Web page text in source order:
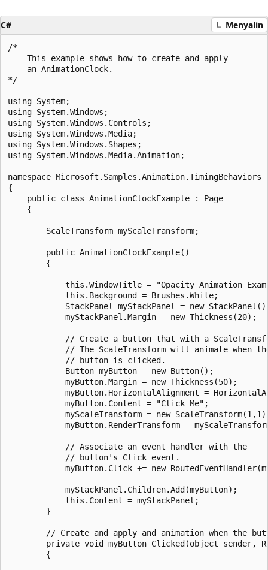
C# Menyalin
/*
    This example shows how to create and apply
    an AnimationClock.
*/
using System;
using System.Windows;
using System.Windows.Controls;
using System.Windows.Media;
using System.Windows.Shapes;
using System.Windows.Media.Animation;
namespace Microsoft.Samples.Animation.TimingBehaviors
{
    public class AnimationClockExample : Page
    {
        ScaleTransform myScaleTransform;
        public AnimationClockExample()
        {
this.WindowTitle = "Opacity Animation
            this.Background = Brushes.White;
StackPanel myStackPanel = new
            myStackPanel.Margin = new Thickness(20);
// Create a button that with a
// The ScaleTransform will animate when
            // button is clicked.
            Button myButton = new Button();
            myButton.Margin = new Thickness(50);
myButton.HorizontalAlignment =
            myButton.Content = "Click Me";
myScaleTransform = new
myButton.RenderTransform =
            // Associate an event handler with the
            // button's Click event.
myButton.Click += new
            myStackPanel.Children.Add(myButton);
            this.Content = myStackPanel;
        }
// Create and apply and animation when the
private void myButton_Clicked(object sender,
        {